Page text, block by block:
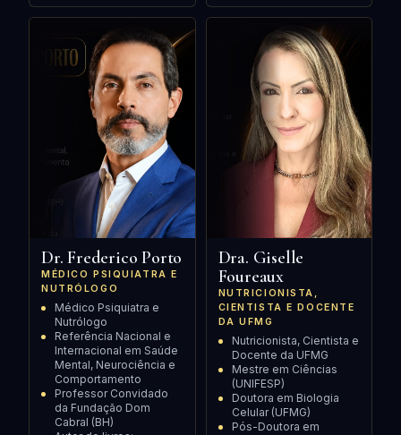
Dr. Frederico Porto
MÉDICO PSIQUIATRA E
NUTRÓLOGO
Médico Psiquiatra e
Nutrólogo
Referência Nacional e
Internacional em Saúde
Mental, Neurociência e
Comportamento
Professor Convidado
da Fundação Dom
Cabral (BH)
Dra. Giselle
Foureaux
NUTRICIONISTA,
CIENTISTA E DOCENTE
DA UFMG
Nutricionista, Cientista e
Docente da UFMG
Mestre em Ciências
(UNIFESP)
Doutora em Biologia
Celular (UFMG)
Pós-Doutora em